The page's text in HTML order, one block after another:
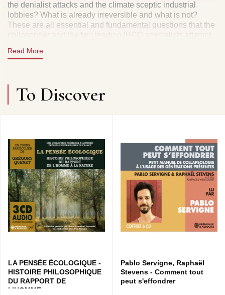
the denialist attacks and the climate sceptic industrial
lobbies? What is already irreversible and what is not?
These are all essential and fundamental questions that the
future. Audiobook. In French.
CD1 : HISTOIRE DES SCIENCES DU CLIMAT • CD2 :
DÉRÈGLEMENT CLIMATIQUE ET SOCIÉTÉ • CD3 :
PATRICK FRÉMEAUX
Read More
To Discover
LA PENSÉE ÉCOLOGIQUE -
HISTOIRE PHILOSOPHIQUE
DU RAPPORT DE
L’HOMME...
Pablo Servigne, Raphaël
Stevens - Comment tout
peut s'effondrer